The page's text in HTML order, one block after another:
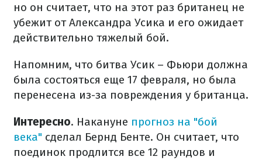
но он считает, что на этот раз британец не
убежит от Александра Усика и его ожидает
действительно тяжелый бой.
Напомним, что битва Усик – Фьюри должна
была состояться еще 17 февраля, но была
перенесена из-за повреждения у британца.
Интересно. Накануне прогноз на "бой
века" сделал Бернд Бенте. Он считает, что
поединок продлится все 12 раундов и